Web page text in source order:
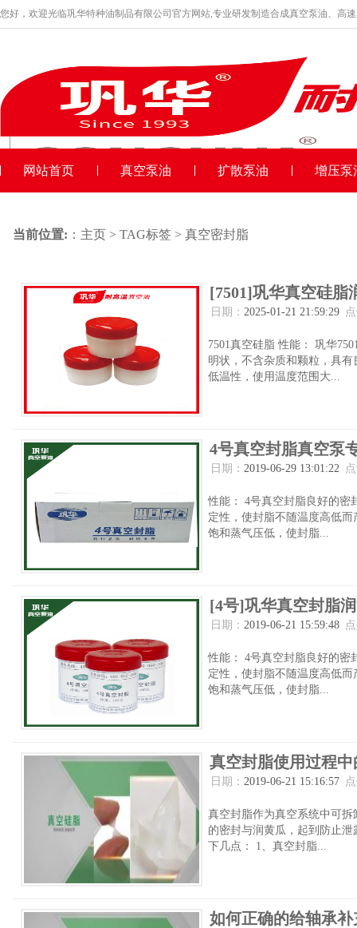
您好，欢迎光临巩华特种油制品有限公司官方网站,专业研发制造合成真空泵油、高
网站首页 真空泵油 扩散泵油 增压泵
当前位置: ： 主页 > TAG标签 > 真空密封脂
[7501]巩华真空硅脂
日期： 2025-01-21 21:59:29
7501真空硅脂 性能： 巩华
明状，不含杂质和颗粒，具
低温性，使用温度范围大...
4号真空封脂真空泵
日期： 2019-06-29 13:01:22
性能： 4号真空封脂良好的密
定性，使封脂不随温度高低
饱和蒸气压低，使封脂...
[4号]巩华真空封脂
日期： 2019-06-21 15:59:48
性能： 4号真空封脂良好的密
定性，使封脂不随温度高低
饱和蒸气压低，使封脂...
真空封脂使用过程
日期： 2019-06-21 15:16:57
真空封脂作为真空系统中可
的密封与润黄瓜，起到防止
下几点： 1、真空封脂...
如何正确的给轴承